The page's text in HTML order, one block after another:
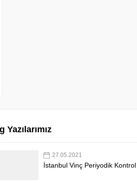
Yazılarımız
27.05.2021
İstanbul Vinç Periyodik Kontrol